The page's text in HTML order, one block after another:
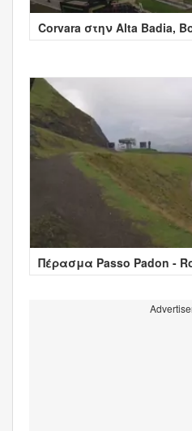
Corvara στην Alta Badia,
Πέρασμα Passo Padon -